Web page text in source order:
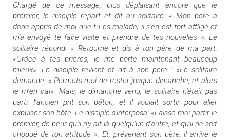
Chargé de ce message, plus déplaisant encore que le
premier, le disciple repart et dit au solitaire: « Mon père a
donc appris de moi que tu es malade; il s'en est fort affligé et
m'a envoyé te faire visite et prendre de tes nouvelles ». Le
solitaire répond: « Retourne et dis à ton père de ma part:
«Grâce à tes prières, je me porte maintenant beaucoup
mieux». Le disciple revient et dit à son père : «Le solitaire
demande: « Permets-moi de rester jusque dimanche, et alors
je m’en irai». Mais, le dimanche venu, le solitaire n'était pas
parti; l’ancien prit son bâton, et il voulait sortir pour aller
expulser son hôte. Le disciple s'interposa: «Laisse-moi partir le
premier, de peur qu'il n'y ait là quelqu’un d'autre, et qu'il ne soit
choqué de ton attitude ». Et, prévenant son père, il arrive le